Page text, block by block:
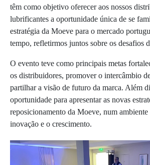
têm como objetivo oferecer aos nossos
lubrificantes a oportunidade única de se
estratégia da Moeve para o mercado
tempo, refletirmos juntos sobre os desafios
O evento teve como principais metas
os distribuidores, promover o intercâmbio
partilhar a visão de futuro da marca. Além
oportunidade para apresentar as novas
reposicionamento da Moeve, num ambiente
inovação e o crescimento.